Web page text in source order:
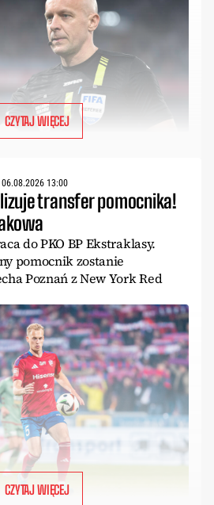
CZYTAJ WIĘCEJ
06.08.2026 13:00
transfer pomocnika!
do PKO BP Ekstraklasy.
pomocnik zostanie
Poznań z New York Red
CZYTAJ WIĘCEJ